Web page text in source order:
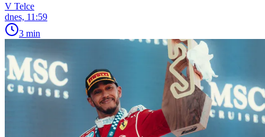
V Telce
dnes, 11:59
3 min